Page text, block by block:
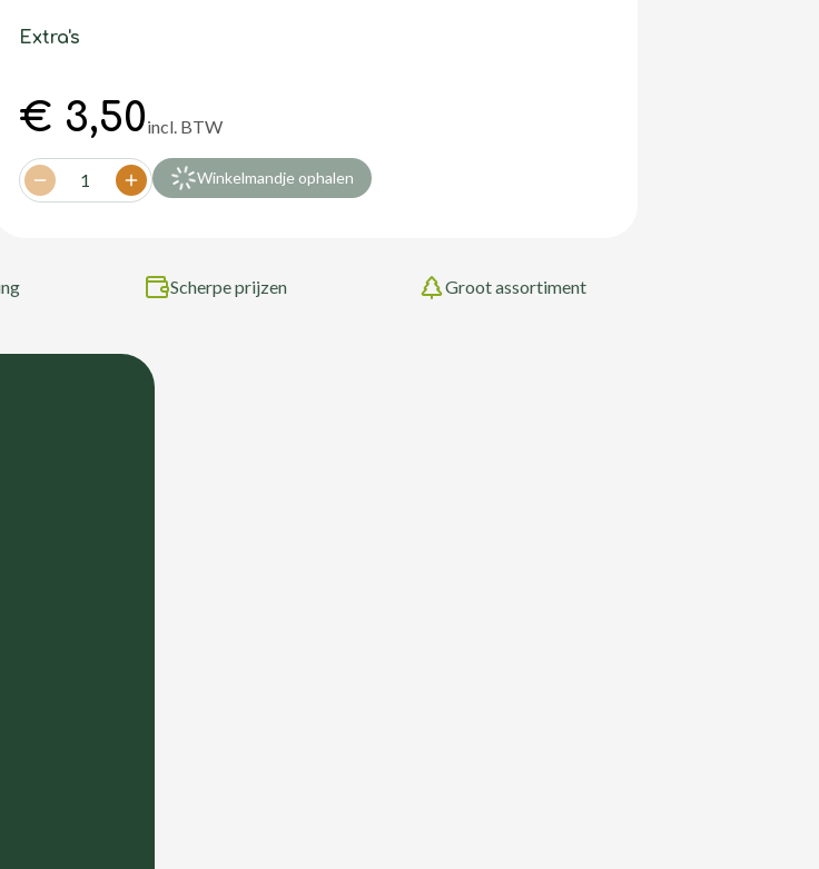
Extra's
€ 3,50incl. BTW
Decrease quantity
1 Increase quantity
Winkelmandje ophalen
Scherpe prijzen Groot assortiment